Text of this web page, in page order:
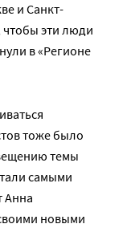
и Санкт-
чтобы эти люди
в «Регионе
тоже было
темы
самыми
Анна
новыми